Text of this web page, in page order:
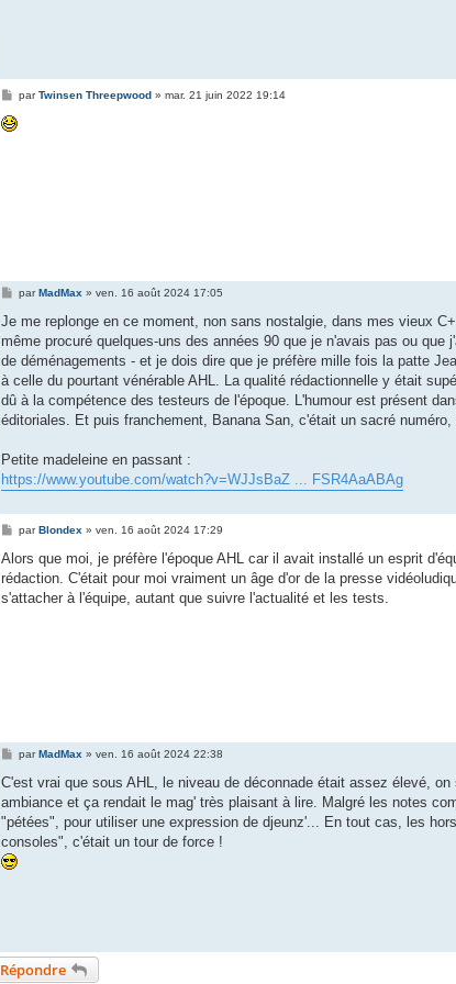
M
s
s
parTwinsen Threepwood » mar. 21 juin 2022 19:14
M
s
a
g
parMadMax » ven. 16 août 2024 17:05
Je me replonge en ce moment, non sans nostalgie, dans mes vieux
même procuré quelques-uns des années 90 que je n'avais pas ou que
de déménagements - et je dois dire que je préfère mille fois la patte
à celle du pourtant vénérable AHL. La qualité rédactionnelle y était
dû à la compétence des testeurs de l'époque. L'humour est présent
éditoriales. Et puis franchement, Banana San, c'était un sacré
Petite madeleine en passant :
https://www.youtube.com/watch?v=WJJsBaZ ... FSR4AaABAg
M
s
a
g
parBlondex » ven. 16 août 2024 17:29
Alors que moi, je préfère l'époque AHL car il avait installé un esprit
rédaction. C'était pour moi vraiment un âge d'or de la presse
s'attacher à l'équipe, autant que suivre l'actualité et les tests.
M
s
a
g
par MadMax» ven. 16 août 2024 22:38
C'est vrai que sous AHL, le niveau de déconnade était assez élevé, on
ambiance et ça rendait le mag' très plaisant à lire. Malgré les notes
"pétées", pour utiliser une expression de djeunz'... En tout cas, les
consoles", c'était un tour de force !
Répondre